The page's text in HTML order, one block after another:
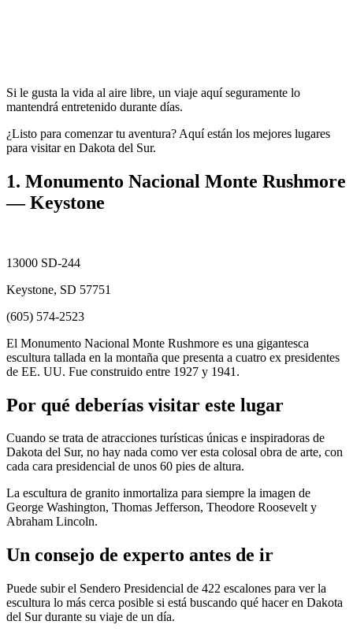
Si le gusta la vida al aire libre, un viaje aquí seguramente lo
mantendrá entretenido durante días.
¿Listo para comenzar tu aventura? Aquí están los mejores lugares
para visitar en Dakota del Sur.
1. Monumento Nacional Monte Rushmore
— Keystone
13000 SD-244
Keystone, SD 57751
(605) 574-2523
El Monumento Nacional Monte Rushmore es una gigantesca
escultura tallada en la montaña que presenta a cuatro ex presidentes
de EE. UU. Fue construido entre 1927 y 1941.
Por qué deberías visitar este lugar
Cuando se trata de atracciones turísticas únicas e inspiradoras de
Dakota del Sur, no hay nada como ver esta colosal obra de arte, con
cada cara presidencial de unos 60 pies de altura.
La escultura de granito inmortaliza para siempre la imagen de
George Washington, Thomas Jefferson, Theodore Roosevelt y
Abraham Lincoln.
Un consejo de experto antes de ir
Puede subir el Sendero Presidencial de 422 escalones para ver la
escultura lo más cerca posible si está buscando qué hacer en Dakota
del Sur durante su viaje de un día.